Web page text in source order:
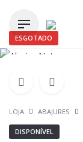
contentESGOTADO
LOJA ABAJURES
DISPONÍVEL